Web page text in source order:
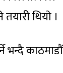
थियाे ।
काठमाडौं